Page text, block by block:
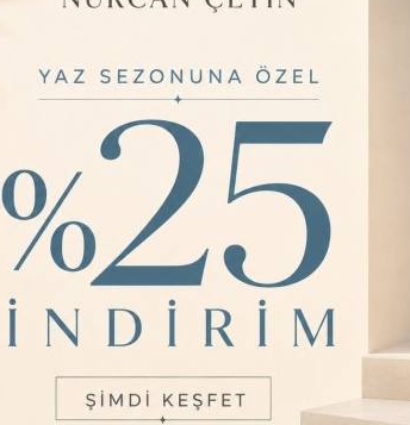
Geri Dön
elektronik posta
BIZI TAKIP EDIN
Sosyal medya
hesaplarımızdan bizi takip
edin, en yeni ürünlerimizi
kaçırmayın!